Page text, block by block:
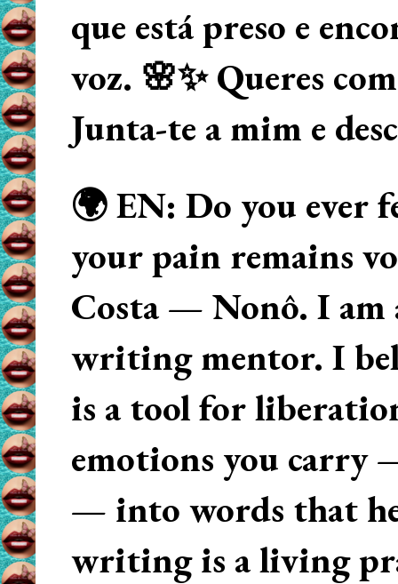
que está preso e
voz. 🌸✨ Queres
Junta-te a mim e
🌍 EN: Do you ever
your pain remains
Costa — Nonô. I am
writing mentor. I
is a tool for
emotions you carry
— into words that
writing is a living